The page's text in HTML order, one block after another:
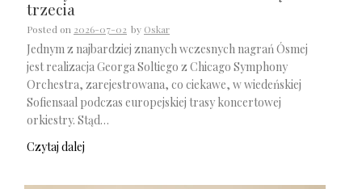
trzecia
Posted on 2026-07-02 by Oskar
Jednym z najbardziej znanych wczesnych nagrań Ósmej
jest realizacja Georga Soltiego z Chicago Symphony
Orchestra, zarejestrowana, co ciekawe, w wiedeńskiej
Sofiensaal podczas europejskiej trasy koncertowej
orkiestry. Stąd…
Czytaj dalej